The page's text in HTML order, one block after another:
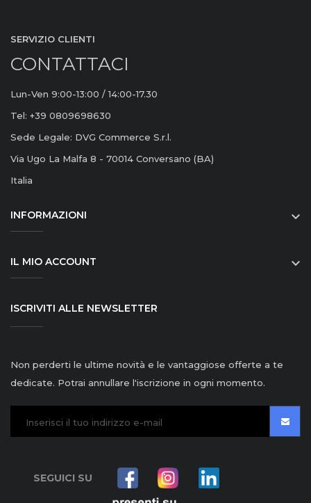
SERVIZIO CLIENTI
CONTATTACI
Lun-Ven 9:00-13:00 / 14:00-17.30
Tel: +39 0809698630
Sede Legale: DVG Commerce S.r.l.
Via Ugo La Malfa 8 - 70014 Conversano (BA)
Italia
INFORMAZIONI 
IL MIO ACCOUNT 
ISCRIVITI ALLE NEWSLETTER
Non perderti le ultime novità e le vantaggiose offerte a te
dedicate. Potrai annullare l'iscrizione in ogni momento.
SEGUICI SU